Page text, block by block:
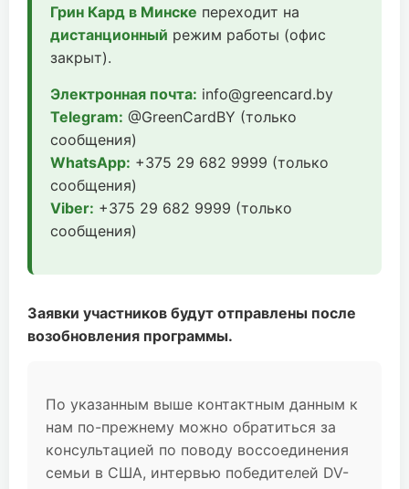
Грин Кард в Минске переходит на
дистанционный режим работы (офис
закрыт).
Электронная почта: info@greencard.by
Telegram: @GreenCardBY (только
сообщения)
WhatsApp: +375 29 682 9999 (только
сообщения)
Viber: +375 29 682 9999 (только
сообщения)
Заявки участников будут отправлены после
возобновления программы.
По указанным выше контактным данным к
нам по-прежнему можно обратиться за
консультацией по поводу воссоединения
семьи в США, интервью победителей DV-